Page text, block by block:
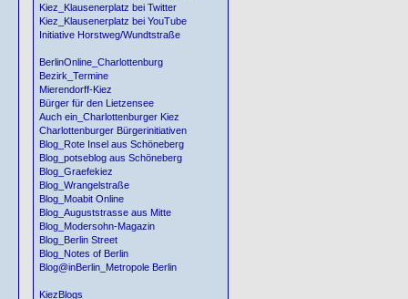
Kiez_Klausenerplatz bei Twitter
Kiez_Klausenerplatz bei YouTube
Initiative Horstweg/Wundtstraße
BerlinOnline_Charlottenburg
Bezirk_Termine
Mierendorff-Kiez
Bürger für den Lietzensee
Auch ein_Charlottenburger Kiez
Charlottenburger Bürgerinitiativen
Blog_Rote Insel aus Schöneberg
Blog_potseblog aus Schöneberg
Blog_Graefekiez
Blog_Wrangelstraße
Blog_Moabit Online
Blog_Auguststrasse aus Mitte
Blog_Modersohn-Magazin
Blog_Berlin Street
Blog_Notes of Berlin
Blog@inBerlin_Metropole Berlin
KiezBlogs